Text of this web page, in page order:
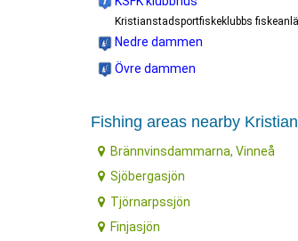
Kristianstadsportfiskeklubbs
Nedre dammen
Övre dammen
Fishing areas nearby
Brännvinsdammarna, Vinneå
Sjöbergasjön
Tjörnarpssjön
Finjasjön